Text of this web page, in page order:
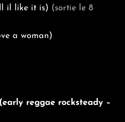
il like it is) (sortie le 8
a woman)
reggae rocksteady –